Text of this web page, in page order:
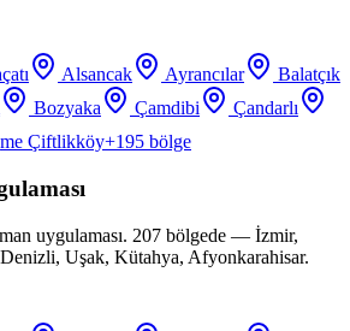
Alsancak Ayrancılar
Balatçık
Bozyaka Çamdibi
Çandarlı
Çiftlikköy+195 bölge
uygulaması. 207 bölgede — İzmir,
Uşak, Kütahya, Afyonkarahisar.